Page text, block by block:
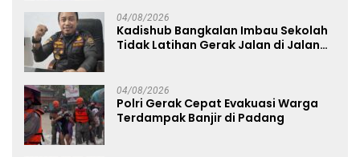
04/08/2026
Kadishub Bangkalan Imbau Sekolah
Tidak Latihan Gerak Jalan di Jalan
04/08/2026
Polri Gerak Cepat Evakuasi Warga
Terdampak Banjir di Padang